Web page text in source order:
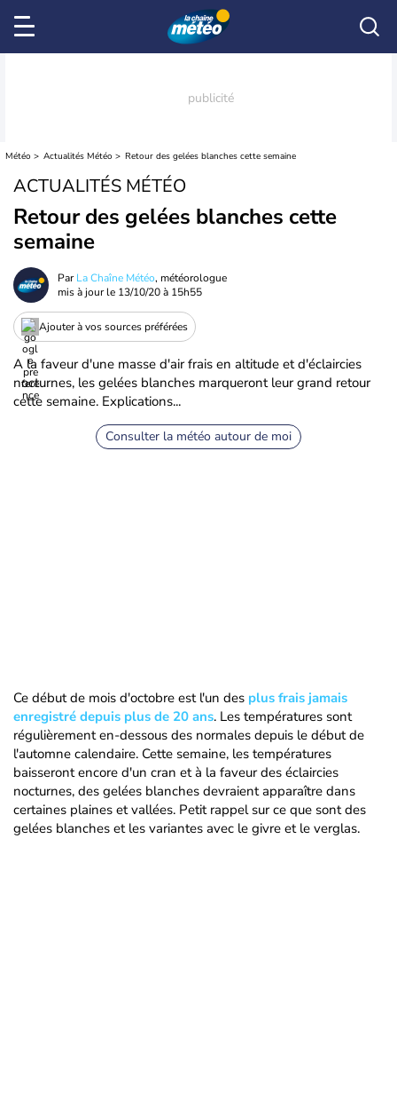
Météo Actualités Météo Retour des gelées blanches cette semaine
ACTUALITÉS MÉTÉO
Retour des gelées blanches cette
semaine
ParLa Chaîne Météo, météorologue
mis à jour le 13/10/20 à 15h55
Ajouter à vos sources préférées
A la faveur d'une masse d'air frais en altitude et d'éclaircies
nocturnes, les gelées blanches marqueront leur grand retour
cette semaine. Explications...
Consulter la météo autour de moi
Ce début de mois d'octobre est l'un des plus frais jamais
enregistré depuis plus de 20 ans. Les températures sont
régulièrement en-dessous des normales depuis le début de
l'automne calendaire. Cette semaine, les températures
baisseront encore d'un cran et à la faveur des éclaircies
nocturnes, des gelées blanches devraient apparaître dans
certaines plaines et vallées. Petit rappel sur ce que sont des
gelées blanches et les variantes avec le givre et le verglas.